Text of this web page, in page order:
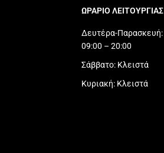
ΩΡΑΡΙΟ ΛΕΙΤΟΥΡΓΙΑΣ​
Δευτέρα-Παρασκευή:
09:00 – 20:00
Σάββατο: Κλειστά
Κυριακή: Κλειστά